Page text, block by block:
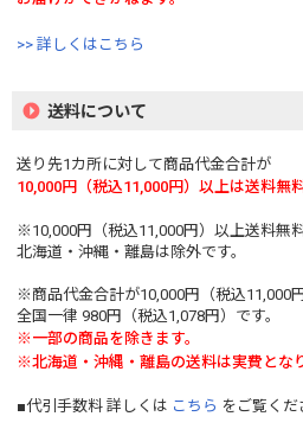
>> 詳しくはこちら
送料について
送り先1カ所に対して商品代金合計が
10,000円（税込11,000円）以上は送料無
※10,000円（税込11,000円）以上送料無料
北海道・沖縄・離島は除外です。
※商品代金合計が10,000円（税込11,000
全国一律 980円（税込1,078円）です。
※一部の商品を除きます。
※北海道・沖縄・離島の送料は実費とな
■代引手数料 詳しくは こちら をご覧くだ